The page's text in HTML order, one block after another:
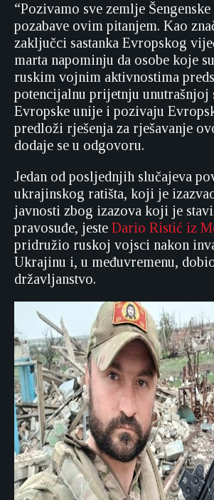
“Pozivamo sve zemlje Šengenske
pozabave ovim pitanjem. Kao
zaključci sastanka Evropskog
marta napominju da osobe koje
ruskim vojnim aktivnostima
potencijalnu prijetnju unutrašnjoj
Evropske unije i pozivaju
predloži rješenja za rješavanje
dodaje se u odgovoru.
Jedan od posljednjih slučajeva
ukrajinskog ratišta, koji je
javnosti zbog izazova koji je
pravosuđe, jeste Dario Ristić iz
pridružio ruskoj vojsci nakon
Ukrajinu i, u međuvremenu,
državljanstvo.